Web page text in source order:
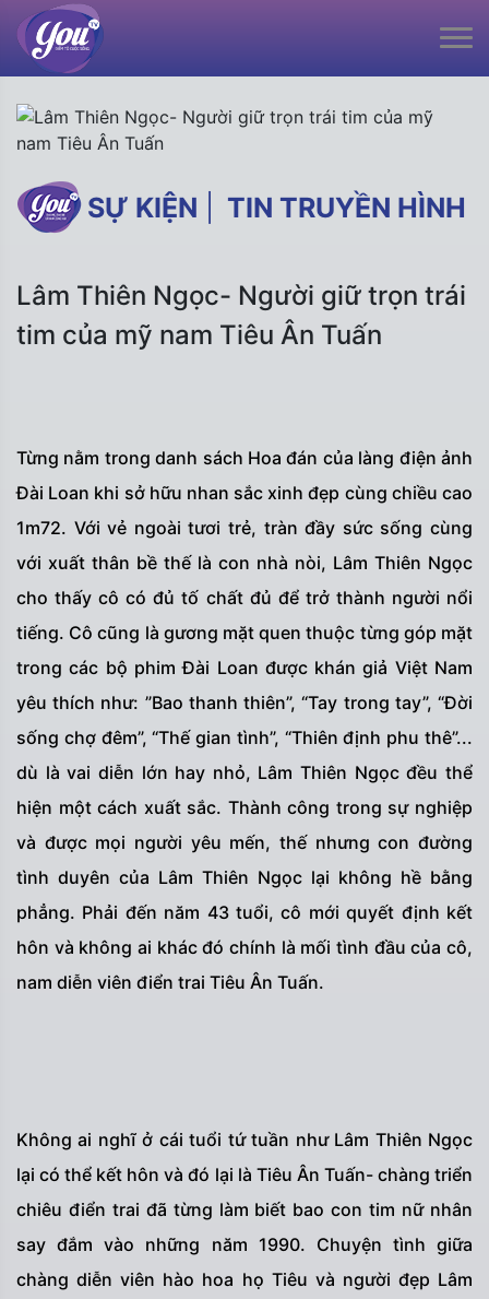
SỰ KIỆN TIN TRUYỀN HÌNH
Lâm Thiên Ngọc- Người giữ trọn trái
tim của mỹ nam Tiêu Ân Tuấn
Từng nằm trong danh sách Hoa đán của làng điện ảnh
Đài Loan khi sở hữu nhan sắc xinh đẹp cùng chiều cao
1m72. Với vẻ ngoài tươi trẻ, tràn đầy sức sống cùng
với xuất thân bề thế là con nhà nòi, Lâm Thiên Ngọc
cho thấy cô có đủ tố chất đủ để trở thành người nổi
tiếng. Cô cũng là gương mặt quen thuộc từng góp mặt
trong các bộ phim Đài Loan được khán giả Việt Nam
yêu thích như: ”Bao thanh thiên”, “Tay trong tay”, “Đời
sống chợ đêm”, “Thế gian tình”, “Thiên định phu thê”...
dù là vai diễn lớn hay nhỏ, Lâm Thiên Ngọc đều thể
hiện một cách xuất sắc. Thành công trong sự nghiệp
và được mọi người yêu mến, thế nhưng con đường
tình duyên của Lâm Thiên Ngọc lại không hề bằng
phẳng. Phải đến năm 43 tuổi, cô mới quyết định kết
hôn và không ai khác đó chính là mối tình đầu của cô,
nam diễn viên điển trai Tiêu Ân Tuấn.
Không ai nghĩ ở cái tuổi tứ tuần như Lâm Thiên Ngọc
lại có thể kết hôn và đó lại là Tiêu Ân Tuấn- chàng triển
chiêu điển trai đã từng làm biết bao con tim nữ nhân
say đắm vào những năm 1990. Chuyện tình giữa
chàng diễn viên hào hoa họ Tiêu và người đẹp Lâm